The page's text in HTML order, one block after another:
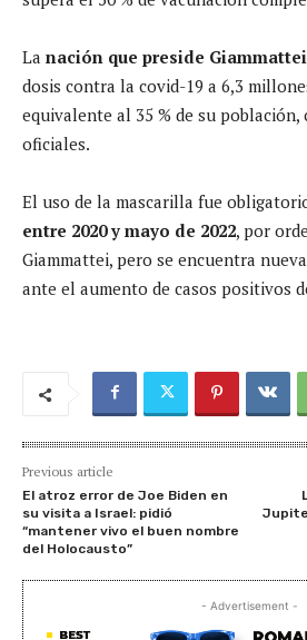
La nación que preside Giammattei
dosis contra la covid-19 a 6,3
equivalente al 35 % de su población,
oficiales.
El uso de la mascarilla fue
entre 2020 y mayo de 2022, por
Giammattei, pero se encuentra
ante el aumento de casos positivos
Previous article
El atroz error de Joe Biden en
su visita a Israel: pidió
“mantener vivo el buen nombre
del Holocausto”
- Advertisement -